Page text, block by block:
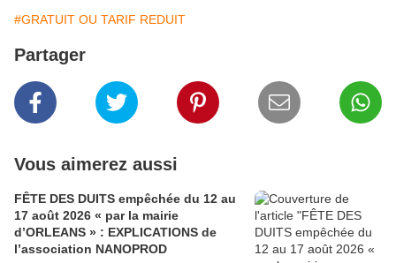
#GRATUIT OU TARIF REDUIT
Partager
Vous aimerez aussi
FÊTE DES DUITS empêchée du 12 au
17 août 2026 « par la mairie
d’ORLEANS » : EXPLICATIONS de
l’association NANOPROD